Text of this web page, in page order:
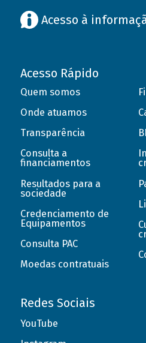
Acesso à
Acesso Rápido
Quem somos
Onde atuamos
Transparência
Consulta a
financiamentos
Resultados para a
sociedade
Credenciamento de
Equipamentos
Consulta PAC
Moedas contratuais
Redes Sociais
YouTube